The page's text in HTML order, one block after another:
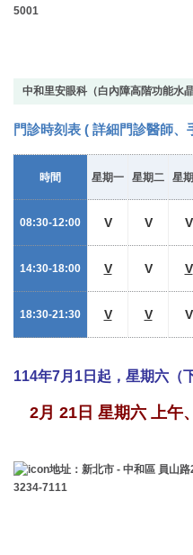
5001
中和里安眼科（白內障高階功能水晶
門診時刻表 ( 詳細門診醫師、
時間 星期一 星期二 星
08:30-12:00 V V V
14:30-18:00 V V V
18:30-21:30 V V V
114年7月1日起，星期六（
2月 21日 星期六 上午
地址：新北市 - 中和區 員山
3234-7111